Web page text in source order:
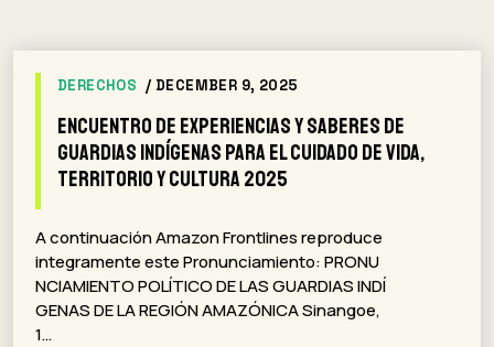
DERECHOS / DECEMBER 9, 2025
Encuentro de Experiencias y Saberes de
Guardias Indígenas para el cuidado de Vida,
Territorio y Cultura 2025
A continuación Amazon Frontlines reproduce
integramente este Pronunciamiento: PRONU
NCIAMIENTO POLÍTICO DE LAS GUARDIAS INDÍ
GENAS DE LA REGIÓN AMAZÓNICA Sinangoe,
1…